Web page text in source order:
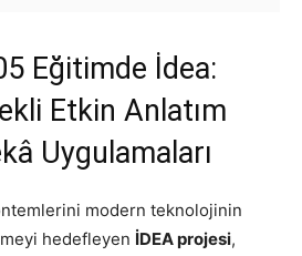
Eğitimde İdea:
Etkin Anlatım
Uygulamaları
modern teknolojinin
hedefleyen İDEA projesi,